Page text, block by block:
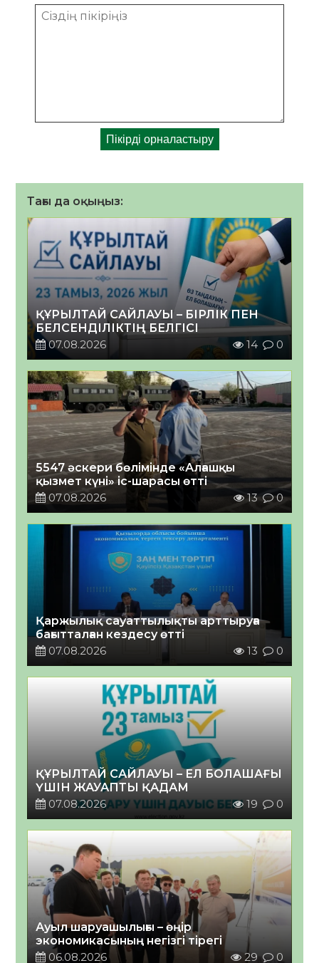
Тағы да оқыңыз:
ҚҰРЫЛТАЙ САЙЛАУЫ – БІРЛІК ПЕН
БЕЛСЕНДІЛІКТІҢ БЕЛГІСІ
07.08.2026
14 0
5547 әскери бөлімінде «Алғашқы
қызмет күні» іс-шарасы өтті
07.08.2026
13 0
Қаржылық сауаттылықты арттыруға
бағытталған кездесу өтті
07.08.2026
13 0
ҚҰРЫЛТАЙ САЙЛАУЫ – ЕЛ БОЛАШАҒЫ
ҮШІН ЖАУАПТЫ ҚАДАМ
07.08.2026
19 0
Ауыл шаруашылығы – өңір
экономикасының негізгі тірегі
06.08.2026
29 0